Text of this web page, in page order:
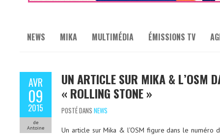
NEWS MIKA MULTIMÉDIA ÉMISSIONS TV
AVR
09
2015
de
Antoine
UN ARTICLE SUR MIKA & L’OSM
« ROLLING STONE »
POSTÉ DANS NEWS
Un article sur Mika & l’OSM figure dans le numéro